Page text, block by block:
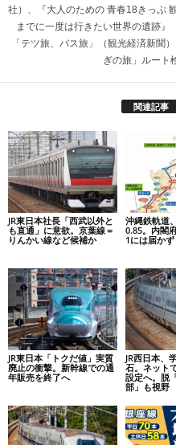
社）、『大人のための 青春18きっぷ
までに一度は行きたい世界の遺跡
「テツ旅、バス旅」（観光経済新聞
ぎの旅」ルート
関連記事
JR東日本社長「西武以外と
も直通」に意欲。京葉線＝
りんかい線など候補か
沖縄鉄軌道
0.85。内閣
1には届かず
JR東日本「トクだ値」実質
廃止の衝撃。新幹線での通
年販売を終了へ
JR西日本、
石。ネット
設定へ。脱
部」も視野